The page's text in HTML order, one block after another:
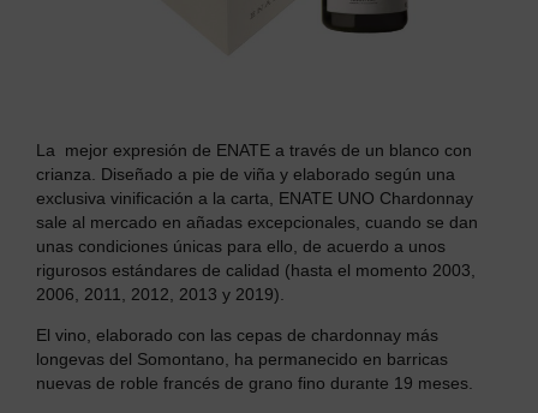
La mejor expresión de ENATE a través de un blanco con
crianza. Diseñado a pie de viña y elaborado según una
exclusiva vinificación a la carta, ENATE UNO Chardonnay
sale al mercado en añadas excepcionales, cuando se dan
unas condiciones únicas para ello, de acuerdo a unos
rigurosos estándares de calidad (hasta el momento 2003,
2006, 2011, 2012, 2013 y 2019).
El vino, elaborado con las cepas de chardonnay más
longevas del Somontano, ha permanecido en barricas
nuevas de roble francés de grano fino durante 19 meses.